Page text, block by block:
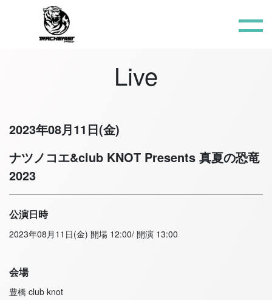
Live
2023年08月11日(金)
ナツノコエ&club KNOT Presents 真夏の恐竜
2023
公演日時
2023年08月11日(金) 開場 12:00/ 開演 13:00
会場
豊橋 club knot